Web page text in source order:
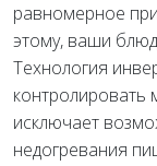
равномерное
этому, ваши
Технология
контролировать
исключает
недогревания